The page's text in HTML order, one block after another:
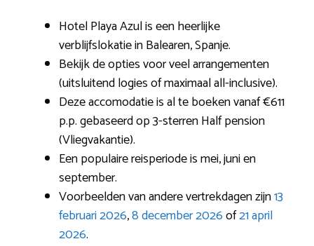
Hotel Playa Azul is een heerlijke
verblijfslokatie in Balearen, Spanje.
Bekijk de opties voor veel arrangementen
(uitsluitend logies of maximaal all-inclusive).
Deze accomodatie is al te boeken vanaf €611
p.p. gebaseerd op 3-sterren Half pension
(Vliegvakantie).
Een populaire reisperiode is mei, juni en
september.
Voorbeelden van andere vertrekdagen zijn13
februari 2026,8 december 2026of21 april
2026.